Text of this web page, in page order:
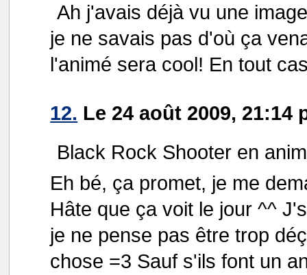
Ah j'avais déjà vu une
je ne savais pas d'où ça
l'animé sera cool! En tout
12. Le 24 août 2009, 21:14
Black Rock Shooter en
Eh bé, ça promet, je me
Hâte que ça voit le jour ^^
je ne pense pas être trop
chose =3 Sauf s'ils font un